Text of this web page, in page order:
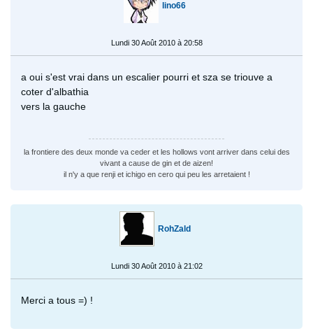
lino66
Lundi 30 Août 2010 à 20:58
a oui s'est vrai dans un escalier pourri et sza se triouve a
coter d'albathia
vers la gauche
la frontiere des deux monde va ceder et les hollows vont arriver dans celui des
vivant a cause de gin et de aizen!
il n'y a que renji et ichigo en cero qui peu les arretaient !
RohZald
Lundi 30 Août 2010 à 21:02
Merci a tous =) !